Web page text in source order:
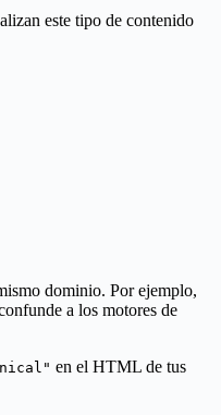
este tipo de contenido
dominio. Por ejemplo,
a los motores de
en el HTML de tus